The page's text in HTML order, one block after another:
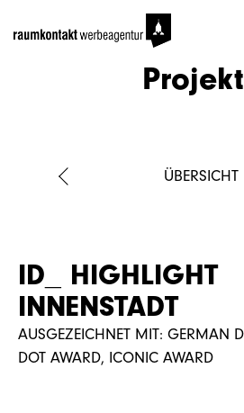
ÜBERSICHT
ID_ HIGHLIGHT
INNENSTADT
AUSGEZEICHNET MIT: GERMAN
DOT AWARD, ICONIC AWARD